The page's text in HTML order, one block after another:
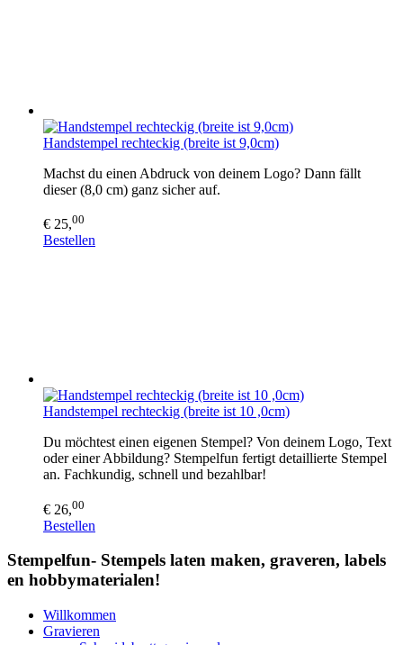
Handstempel rechteckig (breite ist 9,0cm)
Machst du einen Abdruck von deinem Logo? Dann fällt
dieser (8,0 cm) ganz sicher auf.
€ 25,00
Bestellen
Handstempel rechteckig (breite ist 10 ,0cm)
Du möchtest einen eigenen Stempel? Von deinem Logo, Text
oder einer Abbildung? Stempelfun fertigt detaillierte Stempel
an. Fachkundig, schnell und bezahlbar!
€ 26,00
Bestellen
Stempelfun- Stempels laten maken, graveren, labels
en hobbymaterialen!
Willkommen
Gravieren